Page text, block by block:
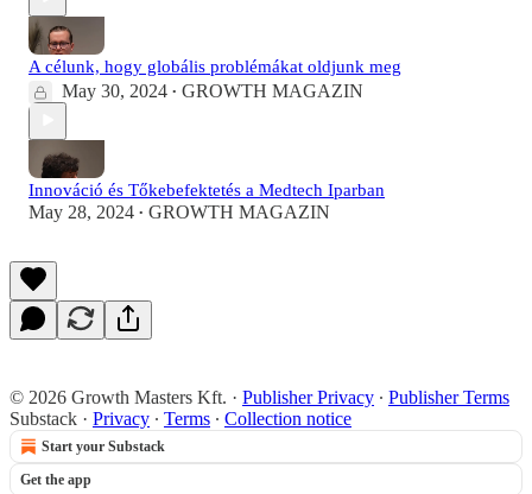
A célunk, hogy globális problémákat oldjunk meg
May 30, 2024 • GROWTH MAGAZIN
Innováció és Tőkebefektetés a Medtech Iparban
May 28, 2024 • GROWTH MAGAZIN
© 2026 Growth Masters Kft. · Publisher Privacy ∙ Publisher Terms
Substack · Privacy ∙ Terms ∙ Collection notice
Start your Substack
Get the app